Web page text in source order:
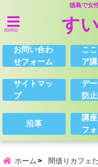
徳島で女
menu す
お問い合わ
せフォーム
こ
ア
サイトマッ
プ
デ
防
沿革
講
フ
ホーム 間借りカフェ